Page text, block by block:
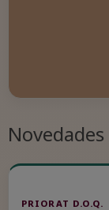
Novedades
PRIORAT D.O.Q.